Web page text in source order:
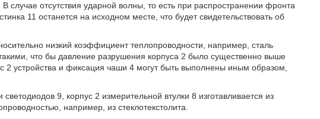
отсутствия ударной волны, то есть при распространении фронта
11 останется на исходном месте, что будет свидетельствовать об
низкий коэффициент теплопроводности, например, сталь
что бы давление разрушения корпуса 2 было существенно выше
2 устройства и фиксация чаши 4 могут быть выполнены иным образом,
9, корпус 2 измерительной втулки 8 изготавливается из
например, из стеклотекстолита.